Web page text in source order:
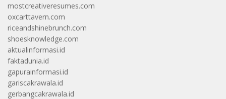
mostcreativeresumes.com
oxcarttavern.com
riceandshinebrunch.com
shoesknowledge.com
aktualinformasi.id
faktadunia.id
gapurainformasi.id
gariscakrawala.id
gerbangcakrawala.id